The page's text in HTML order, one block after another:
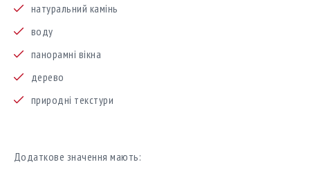
натуральний камінь
воду
панорамні вікна
дерево
природні текстури
Додаткове значення мають: